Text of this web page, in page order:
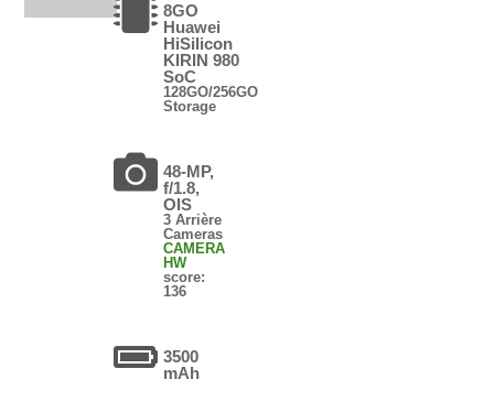
8GO
Huawei
HiSilicon
KIRIN 980
SoC
128GO/256GO
Storage
48-MP,
f/1.8,
OIS
3 Arrière
Cameras
CAMERA
HW
score:
136
3500
mAh